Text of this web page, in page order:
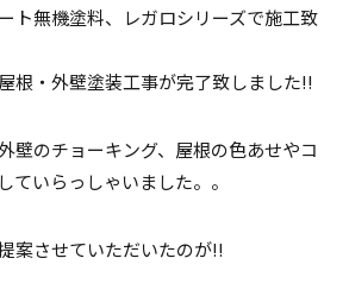
ト無機塗料、レガロシリーズで施工致
根・外壁塗装工事が完了致しました!!
壁のチョーキング、屋根の色あせやコ
ていらっしゃいました。。
案させていただいたのが!!